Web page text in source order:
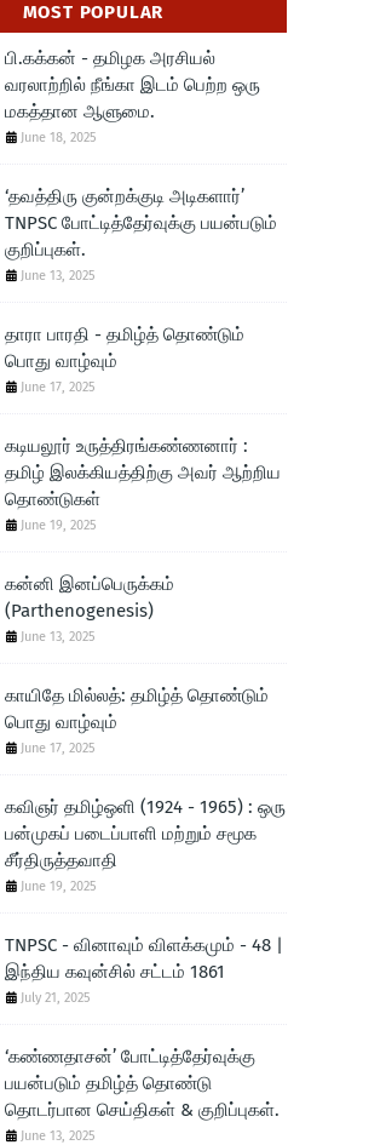
MOST POPULAR
பி.கக்கன் - தமிழக அரசியல்
வரலாற்றில் நீங்கா இடம் பெற்ற ஒரு
மகத்தான ஆளுமை.
June 18, 2025
‘தவத்திரு குன்றக்குடி அடிகளார்’
TNPSC போட்டித்தேர்வுக்கு பயன்படும்
குறிப்புகள்.
June 13, 2025
தாரா பாரதி - தமிழ்த் தொண்டும்
பொது வாழ்வும்
June 17, 2025
கடியலூர் உருத்திரங்கண்ணனார் :
தமிழ் இலக்கியத்திற்கு அவர் ஆற்றிய
தொண்டுகள்
June 19, 2025
கன்னி இனப்பெருக்கம்
(Parthenogenesis)
June 13, 2025
காயிதே மில்லத்: தமிழ்த் தொண்டும்
பொது வாழ்வும்
June 17, 2025
கவிஞர் தமிழ்ஒளி (1924 - 1965) : ஒரு
பன்முகப் படைப்பாளி மற்றும் சமூக
சீர்திருத்தவாதி
June 19, 2025
TNPSC - வினாவும் விளக்கமும் - 48 |
இந்திய கவுன்சில் சட்டம் 1861
July 21, 2025
‘கண்ணதாசன்’ போட்டித்தேர்வுக்கு
பயன்படும் தமிழ்த் தொண்டு
தொடர்பான செய்திகள் & குறிப்புகள்.
June 13, 2025